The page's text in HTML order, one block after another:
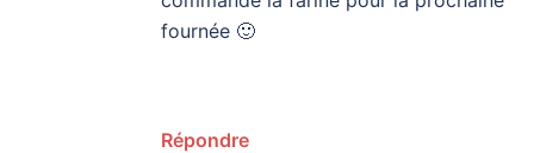
fournée 🙂
Répondre